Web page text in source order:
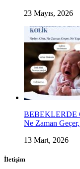
23 Mayıs, 2026
BEBEKLERDE
Ne Zaman
13 Mart, 2026
İletişim